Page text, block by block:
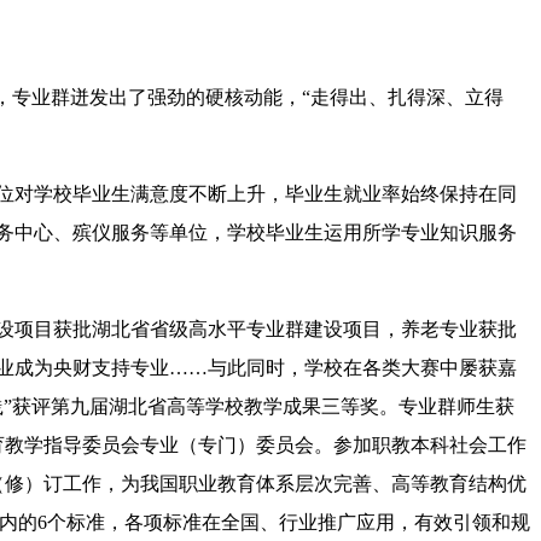
业群迸发出了强劲的硬核动能，“走得出、扎得深、立得
学校毕业生满意度不断上升，毕业生就业率始终保持在同
心、殡仪服务等单位，学校毕业生运用所学专业知识服务
目获批湖北省省级高水平专业群建设项目，养老专业获批
成为央财支持专业……与此同时，学校在各类大赛中屡获嘉
评第九届湖北省高等学校教学成果三等奖。专业群师生获
学指导委员会专业（专门）委员会。参加职教本科社会工作
）订工作，为我国职业教育体系层次完善、高等教育结构优
的6个标准，各项标准在全国、行业推广应用，有效引领和规